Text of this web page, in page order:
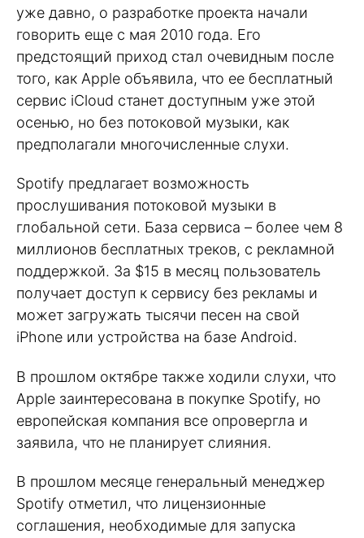
уже давно, о разработке проекта начали
говорить еще с мая 2010 года. Его
предстоящий приход стал очевидным после
того, как Apple объявила, что ее бесплатный
сервис iCloud станет доступным уже этой
осенью, но без потоковой музыки, как
предполагали многочисленные слухи.
Spotify предлагает возможность
прослушивания потоковой музыки в
глобальной сети. База сервиса – более чем 8
миллионов бесплатных треков, с рекламной
поддержкой. За $15 в месяц пользователь
получает доступ к сервису без рекламы и
может загружать тысячи песен на свой
iPhone или устройства на базе Android.
В прошлом октябре также ходили слухи, что
Apple заинтересована в покупке Spotify, но
европейская компания все опровергла и
заявила, что не планирует слияния.
В прошлом месяце генеральный менеджер
Spotify отметил, что лицензионные
соглашения, необходимые для запуска